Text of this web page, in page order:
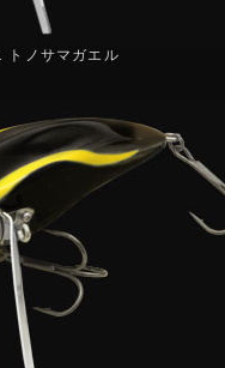
トノサマガエル